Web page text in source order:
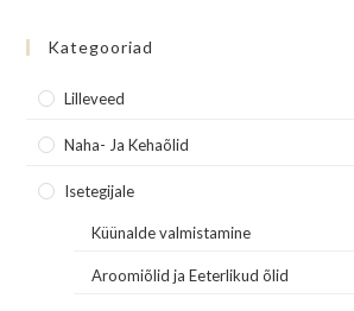
Kategooriad
Lilleveed
Naha- Ja Kehaõlid
Isetegijale
Küünalde valmistamine
Aroomiõlid ja Eeterlikud õlid